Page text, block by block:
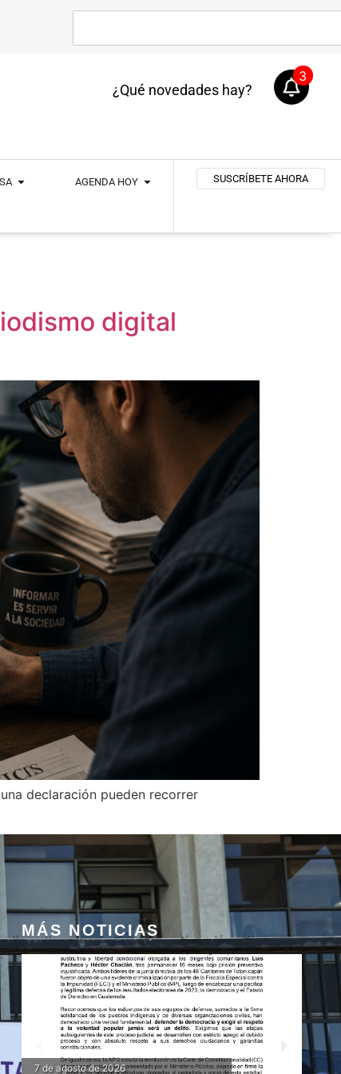
¿Qué novedades hay?
3
AGENDA HOY SUSCRÍBETE AHORA
digital
declaración pueden recorrer
MÁS NOTICIAS
7 de agosto de 2026